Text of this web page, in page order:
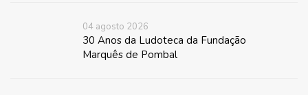
04 agosto 2026
30 Anos da Ludoteca da Fundação
Marquês de Pombal